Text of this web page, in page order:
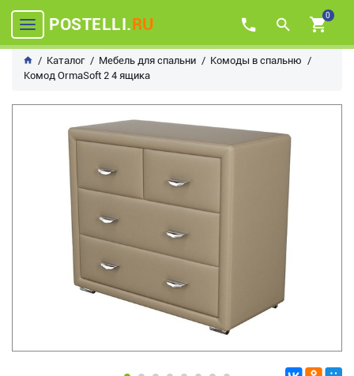
POSTELLI.RU 0
Каталог Мебель для спальни
Комоды в спальню
Комод OrmaSoft 2 4 ящика